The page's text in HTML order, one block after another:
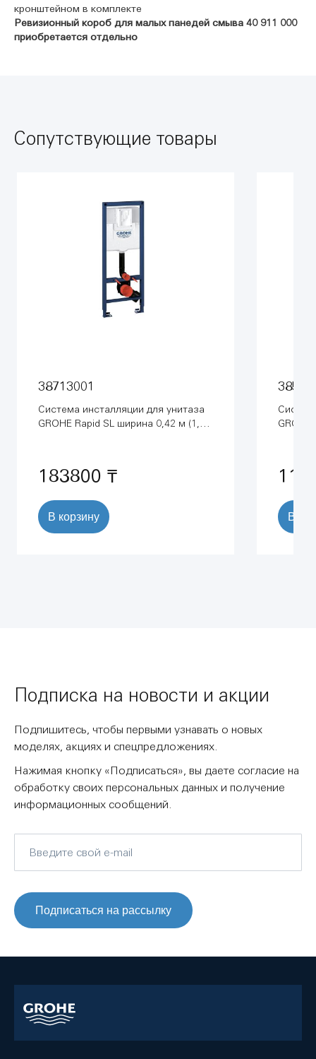
кронштейном в комплекте
Ревизионный короб для малых панедей смыва 40 911 000
приобретается отдельно
Сопутствующие товары
38713001
Система инсталляции для унитаза
GROHE Rapid SL ширина 0,42 м (1,13
183800 ₸
В корзину В
Подписка на новости и акции
Подпишитесь, чтобы первыми узнавать о новых
моделях, акциях и спецпредложениях.
Нажимая кнопку «Подписаться», вы даете согласие на
обработку своих персональных данных и получение
информационных сообщений.
Подписаться на рассылку